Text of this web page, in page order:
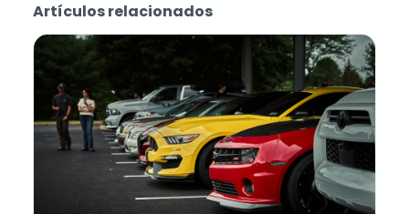
Artículos relacionados